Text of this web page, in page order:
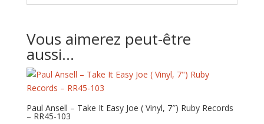
Vous aimerez peut-être
aussi…
Paul Ansell – Take It Easy Joe ( Vinyl, 7″) Ruby Records
– RR45-103